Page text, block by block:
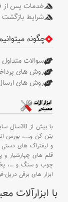
خدمات پس از
شرایط بازگشت
چگونه
سوالات متداول
روش های
روش های
با بیش از 30سال سابقه،
بتن کن و….، بورس
و لیفتراک های
قلم های چهارشیار و
چوب و سنگ و …،
ابزار های برقی دریل-
با ابزارآلات